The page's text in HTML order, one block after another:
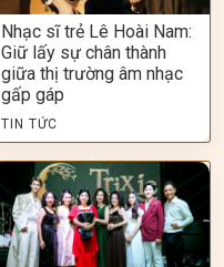
Nhạc sĩ trẻ Lê Hoài Nam:
Giữ lấy sự chân thành
giữa thị trường âm nhạc
gấp gáp
TIN TỨC